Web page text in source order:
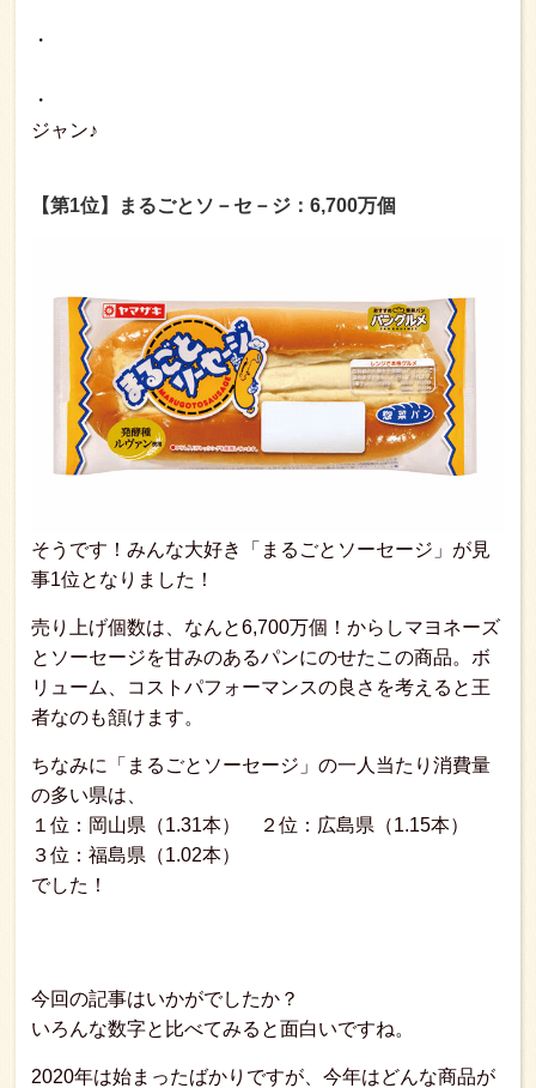
・
・
ジャン♪
【第1位】まるごとソ－セ－ジ：6,700万個
そうです！みんな大好き「まるごとソーセージ」が見
事1位となりました！
売り上げ個数は、なんと6,700万個！からしマヨネーズ
とソーセージを甘みのあるパンにのせたこの商品。ボ
リューム、コストパフォーマンスの良さを考えると王
者なのも頷けます。
ちなみに「まるごとソーセージ」の一人当たり消費量
の多い県は、
１位：岡山県（1.31本） ２位：広島県（1.15本）
３位：福島県（1.02本）
でした！
今回の記事はいかがでしたか？
いろんな数字と比べてみると面白いですね。
2020年は始まったばかりですが、今年はどんな商品が